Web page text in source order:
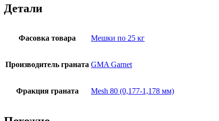
Детали
Фасовка товара Мешки по 25 кг
Производитель граната GMA Garnet
Фракция граната Mesh 80 (0,177-1,178 мм)